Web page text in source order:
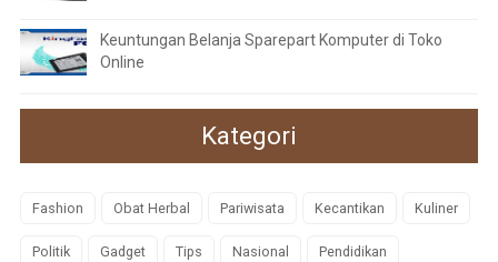
Keuntungan Belanja Sparepart Komputer di Toko
Online
Kategori
Fashion Obat Herbal Pariwisata Kecantikan Kuliner
Politik Gadget Tips Nasional Pendidikan